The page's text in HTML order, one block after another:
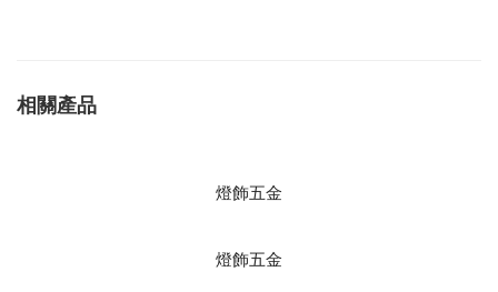
相關產品
燈飾五金
燈飾五金